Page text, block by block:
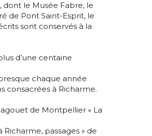
le Musée Fabre, le
de Pont Saint-Esprit, le
sont conservés à la
d’une centaine
chaque année
consacrées à Richarme.
de Montpellier « La
passages » de